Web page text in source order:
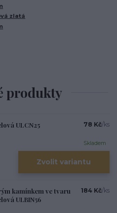
zlatá
produkty
ULCN25
78 Kč/ks
Skladem
Zvolit variantu
kamínkem ve tvaru
ULBIN56
184 Kč/ks